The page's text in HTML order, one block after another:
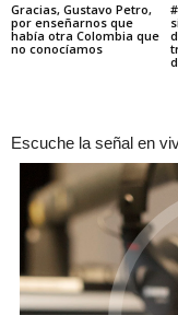
Gracias, Gustavo Petro,
por enseñarnos que
había otra Colombia que
no conocíamos
Escuche la señal en